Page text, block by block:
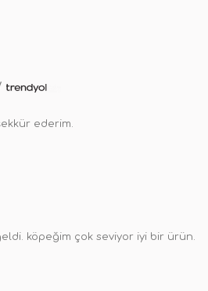
ederim.
köpeğim çok seviyor iyi bir ürün.